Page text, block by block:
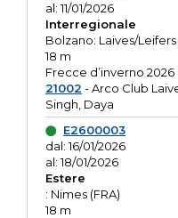
al: 11/01/2026
Interregionale
Bolzano: Laives/Leifers
18 m
Frecce d’inverno 2026
21002 - Arco Club
Singh, Daya
E2600003
dal: 16/01/2026
al: 18/01/2026
Estere
: Nimes (FRA)
18 m